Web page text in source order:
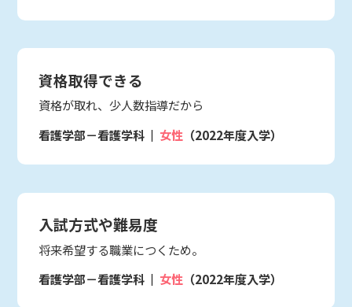
資格取得できる
資格が取れ、少人数指導だから
看護学部－看護学科
女性 （2022年度入学）
入試方式や難易度
将来希望する職業につくため。
看護学部－看護学科
女性 （2022年度入学）